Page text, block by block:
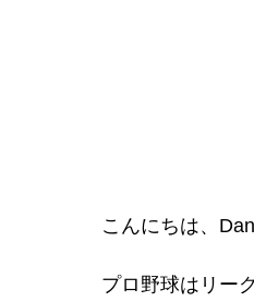
こんにちは、
プロ野球はリー